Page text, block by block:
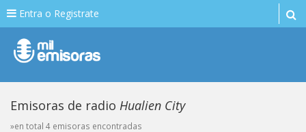
Entra o Registrate
Emisoras de radio Hualien City
»en total 4 emisoras encontradas